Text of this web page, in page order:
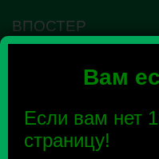
Вам
Если вам нет
страницу!
ВПОСТЕР
Ошибка VK API #5
сообщества нужно
повторно.